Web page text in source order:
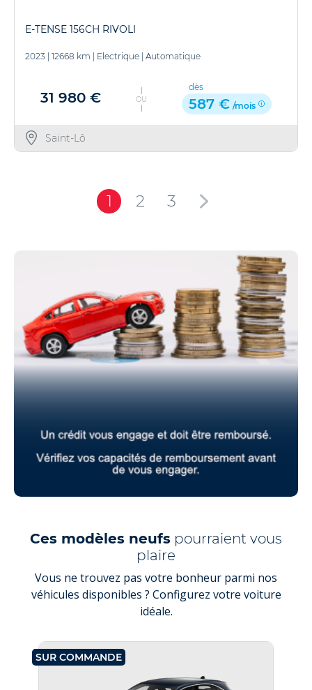
E-TENSE 156CH RIVOLI
2023 12668 km Electrique Automatique
31 980 € OU
dès
587 € /mois
Saint-Lô
1 2 3
Ces modèles neufs pourraient vous
plaire
Vous ne trouvez pas votre bonheur parmi nos
véhicules disponibles ? Configurez votre voiture
idéale.
SUR COMMANDE